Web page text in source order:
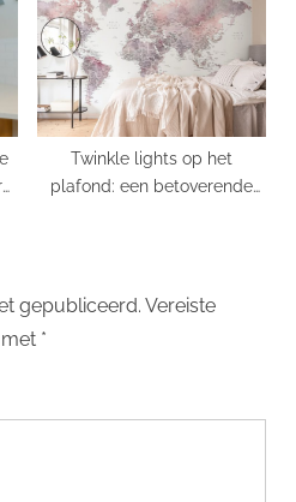
Twinkle lights op het
plafond: een betoverende
gepubliceerd. Vereiste
*